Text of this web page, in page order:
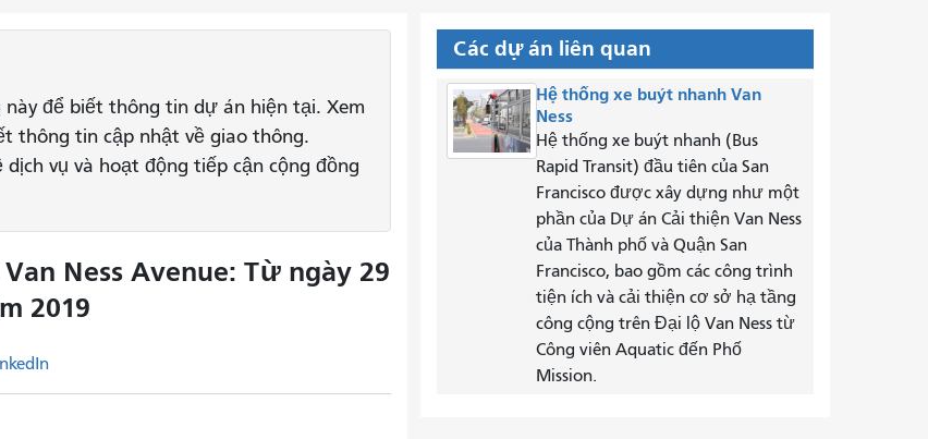
để biết thông tin dự án hiện tại. Xem
thông tin cập nhật về giao thông.
vụ và hoạt động tiếp cận cộng đồng
Ness Avenue: Từ ngày 29
2019
Các dự án liên quan
Hệ thống xe buýt nhanh Van
Ness
Hệ thống xe buýt nhanh (Bus
Rapid Transit) đầu tiên của San
Francisco được xây dựng như một
phần của Dự án Cải thiện Van Ness
của Thành phố và Quận San
Francisco, bao gồm các công trình
tiện ích và cải thiện cơ sở hạ tầng
công cộng trên Đại lộ Van Ness từ
Công viên Aquatic đến Phố
Mission.